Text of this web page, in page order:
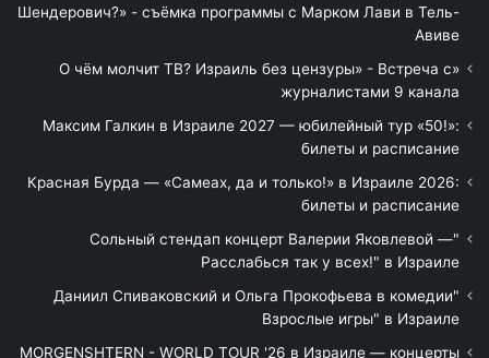
Шендерович?» - съёмка программы с Марком Лави в Тель-
Авиве
«О чём молчит ТВ? Израиль без цензуры» - Встреча с
журналистами 9 канала
Максим Галкин в Израиле 2027 — юбилейный тур «50!»:
билеты и расписание
Красная Бурда — «Самеах, да и только!» в Израиле 2026:
билеты и расписание
"Сольный стендап концерт Валерии Яковлевой —
Расслабься так у всех!" в Израиле
"Даниил Спиваковский и Ольга Прокофьева в комедии
Взрослые игры" в Израиле
MORGENSHTERN - WORLD TOUR '26 в Израиле — концерты